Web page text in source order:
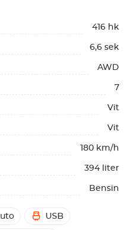
416 hk
6,6 sek
AWD
7
Vit
Vit
180 km/h
394 liter
Bensin
USB